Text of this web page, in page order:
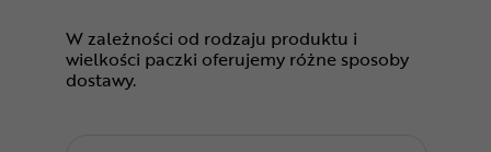
W zależności od rodzaju produktu i
wielkości paczki oferujemy różne sposoby
dostawy.